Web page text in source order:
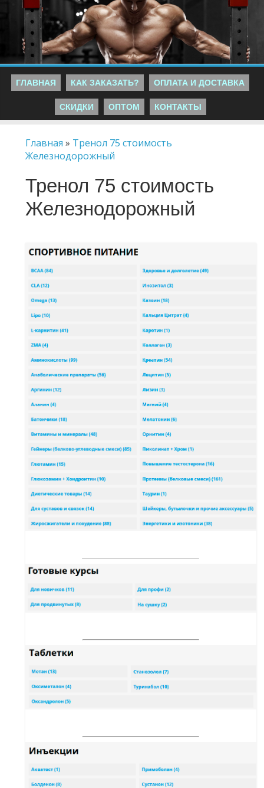
ГЛАВНАЯ КАК ЗАКАЗАТЬ? ОПЛАТА И ДОСТАВКА
СКИДКИ ОПТОМ КОНТАКТЫ
Главная » Тренол 75 стоимость
Железнодорожный
Тренол 75 стоимость
Железнодорожный